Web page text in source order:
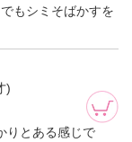
もシミそばかすを
)
りとある感じで